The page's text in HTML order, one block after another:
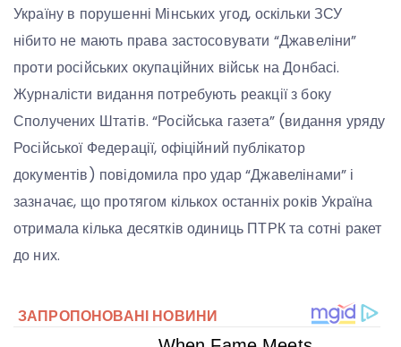
Україну в порушенні Мінських угод, оскільки ЗСУ
нібито не мають права застосовувати “Джавеліни”
проти російських окупаційних військ на Донбасі.
Журналісти видання потребують реакції з боку
Сполучених Штатів. “Російська газета” (видання уряду
Російської Федерації, офіційний публікатор
документів) повідомила про удар “Джавелінами” і
зазначає, що протягом кількох останніх років Україна
отримала кілька десятків одиниць ПТРК та сотні ракет
до них.